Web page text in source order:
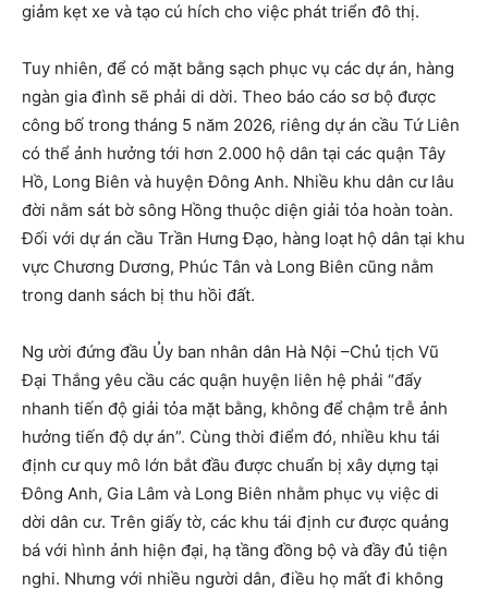
giảm kẹt xe và tạo cú hích cho việc phát triển đô thị.
Tuy nhiên, để có mặt bằng sạch phục vụ các dự án, hàng
ngàn gia đình sẽ phải di dời. Theo báo cáo sơ bộ được
công bố trong tháng 5 năm 2026, riêng dự án cầu Tứ Liên
có thể ảnh hưởng tới hơn 2.000 hộ dân tại các quận Tây
Hồ, Long Biên và huyện Đông Anh. Nhiều khu dân cư lâu
đời nằm sát bờ sông Hồng thuộc diện giải tỏa hoàn toàn.
Đối với dự án cầu Trần Hưng Đạo, hàng loạt hộ dân tại khu
vực Chương Dương, Phúc Tân và Long Biên cũng nằm
trong danh sách bị thu hồi đất.
Ng ười đứng đầu Ủy ban nhân dân Hà Nội –Chủ tịch Vũ
Đại Thắng yêu cầu các quận huyện liên hệ phải “đẩy
nhanh tiến độ giải tỏa mặt bằng, không để chậm trễ ảnh
hưởng tiến độ dự án”. Cùng thời điểm đó, nhiều khu tái
định cư quy mô lớn bắt đầu được chuẩn bị xây dựng tại
Đông Anh, Gia Lâm và Long Biên nhằm phục vụ việc di
dời dân cư. Trên giấy tờ, các khu tái định cư được quảng
bá với hình ảnh hiện đại, hạ tầng đồng bộ và đầy đủ tiện
nghi. Nhưng với nhiều người dân, điều họ mất đi không